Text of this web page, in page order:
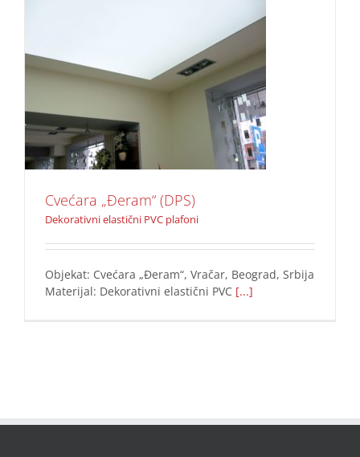
Dekorativni elastični PVC plafoni
Cvećara „Đeram“ (DPS)
Dekorativni elastični PVC plafoni
Objekat: Cvećara „Đeram“, Vračar, Beograd, Srbija
Materijal: Dekorativni elastični PVC [...]